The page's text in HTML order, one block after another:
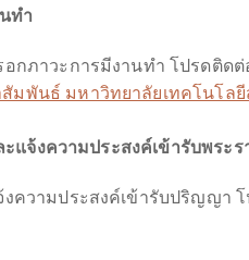
ทำ
กภาวะการมีงานทำ โปรดติด
สัมพันธ์ มหาวิทยาลัยเทคโนโล
ะแจ้งความประสงค์เข้ารับพร
ความประสงค์เข้ารับปริญญา